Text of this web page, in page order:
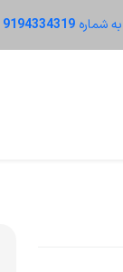
شماره9194334319